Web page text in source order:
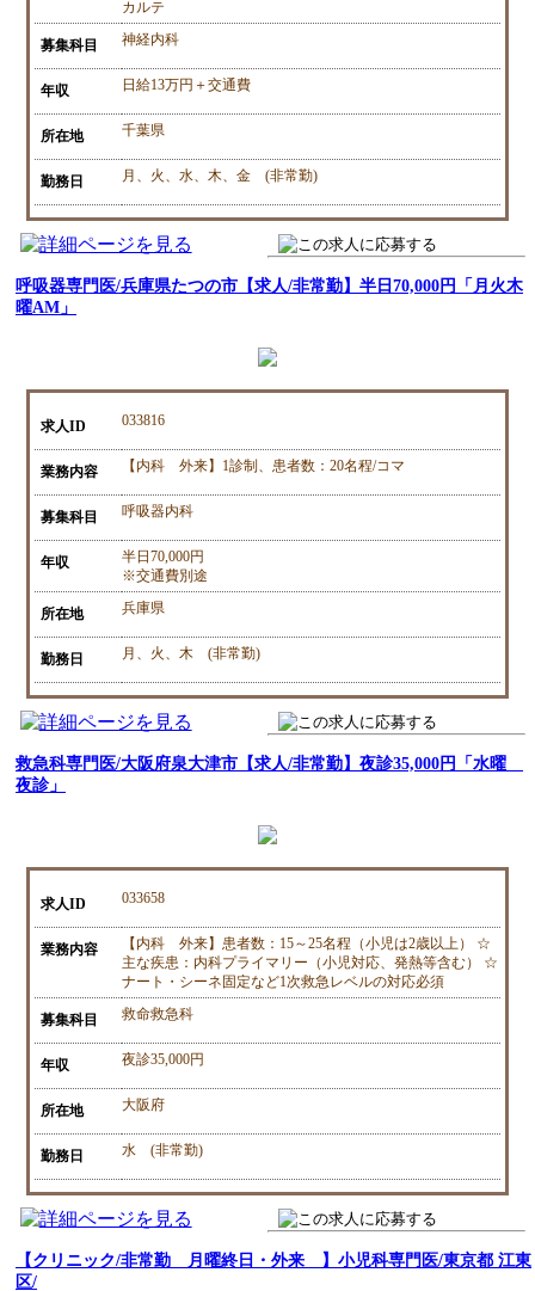
カルテ
募集科目 神経内科
年収 日給13万円＋交通費
所在地 千葉県
勤務日 月、火、水、木、金 (非常勤)
呼吸器専門医/兵庫県たつの市【求人/非常勤】半日70,000円「月火木
曜AM」
求人ID 033816
業務内容 【内科 外来】1診制、患者数：20名程/コマ
募集科目 呼吸器内科
年収
半日70,000円
※交通費別途
所在地 兵庫県
勤務日 月、火、木 (非常勤)
救急科専門医/大阪府泉大津市【求人/非常勤】夜診35,000円「水曜
夜診」
求人ID 033658
業務内容
【内科 外来】患者数：15～25名程（小児は2歳以上） ☆
主な疾患：内科プライマリー（小児対応、発熱等含む） ☆
ナート・シーネ固定など1次救急レベルの対応必須
募集科目 救命救急科
年収 夜診35,000円
所在地 大阪府
勤務日 水 (非常勤)
【クリニック/非常勤 月曜終日・外来 】小児科専門医/東京都 江東
区/